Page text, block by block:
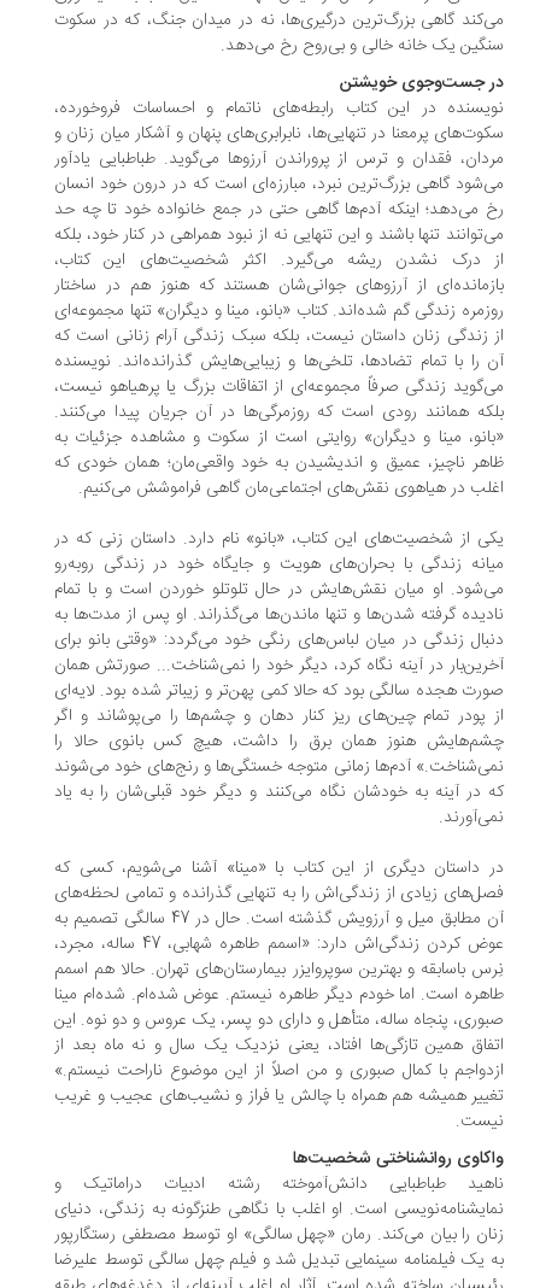
گاهی بزرگ‌ترین درگیری‌ها، نه در میدان جنگ، که در سکوت
یک خانه‌ خالی و بی‌روح رخ می‌دهد.
جست‌وجوی خویشتن
در این کتاب رابطه‌های ناتمام و احساسات فروخورده،
پرمعنا در تنهایی‌ها، نابرابری‌های پنهان و آشکار میان زنان و
فقدان و ترس از پروراندن آرزوها می‌گوید. طباطبایی یادآور
گاهی بزرگ‌ترین نبرد، مبارزه‌ای است که در درون خود انسان
می‌دهد؛ اینکه آدم‌ها گاهی حتی در جمع خانواده خود تا چه حد
تنها باشند و این تنهایی نه از نبود همراهی در کنار خود، بلکه
درک نشدن ریشه می‌گیرد. اکثر شخصیت‌های این کتاب،
از آرزوهای جوانی‌شان هستند که هنوز هم در ساختار
زندگی گم شده‌اند. کتاب «بانو، مینا و دیگران» تنها مجموعه‌ای
زندگی زنان داستان نیست، بلکه سبک زندگی آرام زنانی است که
را با تمام تضادها، تلخی‌ها و زیبایی‌هایش گذرانده‌اند. نویسنده
زندگی صرفاً مجموعه‌ای از اتفاقات بزرگ یا پرهیاهو نیست،
همانند رودی است که روزمرگی‌ها در آن جریان پیدا می‌کنند.
مینا و دیگران» روایتی است از سکوت و مشاهده جزئیات به
ناچیز، عمیق و اندیشیدن به خود واقعی‌مان؛ همان خودی که
در هیاهوی نقش‌های اجتماعی‌مان گاهی فراموشش می‌کنیم.
از شخصیت‌های این کتاب، «بانو» نام دارد. داستان زنی که در
زندگی با بحران‌های هویت و جایگاه خود در زندگی روبه‌رو
او میان نقش‌هایش در حال تلوتلو خوردن است و با تمام
گرفته شدن‌ها و تنها ماندن‌ها می‌گذراند. او پس از مدت‌ها به
زندگی در میان لباس‌های رنگی خود می‌گردد: «وقتی بانو برای
در آینه نگاه کرد، دیگر خود را نمی‌شناخت... صورتش همان
هجده سالگی بود که حالا کمی پهن‌تر و زیباتر شده بود. لایه‌ای
پودر تمام چین‌های ریز کنار دهان و چشم‌ها را می‌پوشاند و اگر
هنوز همان برق را داشت، هیچ کس بانوی حالا را
آدم‌ها زمانی متوجه خستگی‌ها و رنج‌های خود می‌شوند
در آینه به خودشان نگاه می‌کنند و دیگر خود قبلی‌شان را به یاد
داستان دیگری از این کتاب با «مینا» آشنا می‌شویم، کسی که
زیادی از زندگی‌اش را به تنهایی گذرانده و تمامی لحظه‌های
آن مطابق میل و آرزویش گذشته است. حال در 47 سالگی تصمیم به
عوض کردن زندگی‌اش دارد: «اسمم طاهره شهابی، 47 ساله، مجرد،
باسابقه و بهترین سوپروایزر بیمارستان‌های تهران. حالا هم اسمم
است. اما خودم دیگر طاهره نیستم. عوض شده‌ام. شده‌ام مینا
پنجاه ساله، متأهل و دارای دو پسر، یک عروس و دو نوه. این
همین تازگی‌ها افتاد، یعنی نزدیک یک سال و نه ماه بعد از
با کمال صبوری و من اصلاً از این موضوع ناراحت نیستم.»
همیشه هم همراه با چالش یا فراز و نشیب‌های عجیب و غریب
روانشناختی شخصیت‌ها
طباطبایی دانش‌آموخته رشته ادبیات دراماتیک و
است. او اغلب با نگاهی طنزگونه به زندگی، دنیای
را بیان می‌کند. رمان «چهل‌ سالگی» او توسط مصطفی رستگارپور
یک فیلمنامه سینمایی تبدیل شد و فیلم چهل سالگی توسط علیرضا